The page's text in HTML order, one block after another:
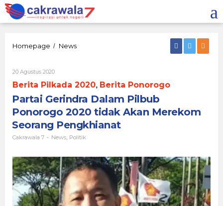
Lewati
ke
konten
Homepage / NewsPartai
Ponorogo
2020
tidak
Akan
Merekom
Seorang
Pengkhianat
20 Agustus 2020Oleh
7
Berita Pilkada 2020, Berita Ponorogo
Partai Gerindra Dalam Pilbub
Ponorogo 2020 tidak Akan Merekom
Seorang Pengkhianat
Cakrawala 7 - News Politik